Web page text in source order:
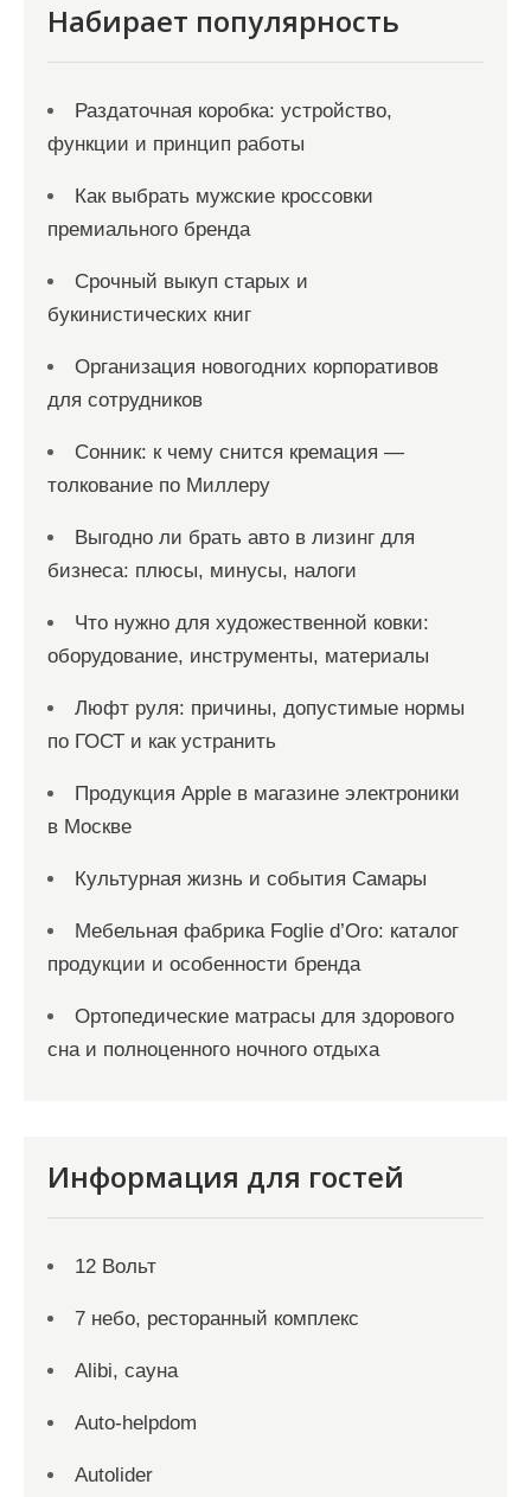
Набирает популярность
Раздаточная коробка: устройство,
функции и принцип работы
Как выбрать мужские кроссовки
премиального бренда
Срочный выкуп старых и
букинистических книг
Организация новогодних корпоративов
для сотрудников
Сонник: к чему снится кремация —
толкование по Миллеру
Выгодно ли брать авто в лизинг для
бизнеса: плюсы, минусы, налоги
Что нужно для художественной ковки:
оборудование, инструменты, материалы
Люфт руля: причины, допустимые нормы
по ГОСТ и как устранить
Продукция Apple в магазине электроники
в Москве
Культурная жизнь и события Самары
Мебельная фабрика Foglie d’Oro: каталог
продукции и особенности бренда
Ортопедические матрасы для здорового
сна и полноценного ночного отдыха
Информация для гостей
12 Вольт
7 небо, ресторанный комплекс
Alibi, сауна
Auto-helpdom
Autolider